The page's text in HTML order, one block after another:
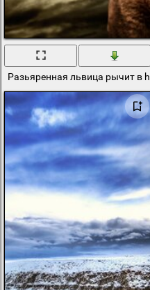
Разьяренная львица рычит в